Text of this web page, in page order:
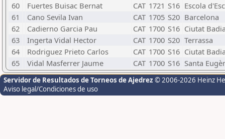
60
Fuertes Buisac Bernat CAT 1721 S16 Escola
61
Cano Sevila Ivan CAT 1705 S20 Barcelona
62
Cadierno Garcia Pau CAT 1700 S16 Ciutat
63
Ingerta Vidal Hector CAT 1700 S20 Terrassa
64
Rodriguez Prieto Carlos CAT 1700 S16 Ciutat
65
Vidal Masferrer Jaume CAT 1700 S16 Santa
Servidor de Resultados de Torneos de Ajedrez © 2006-2026 Heinz
Aviso legal/Condiciones de uso